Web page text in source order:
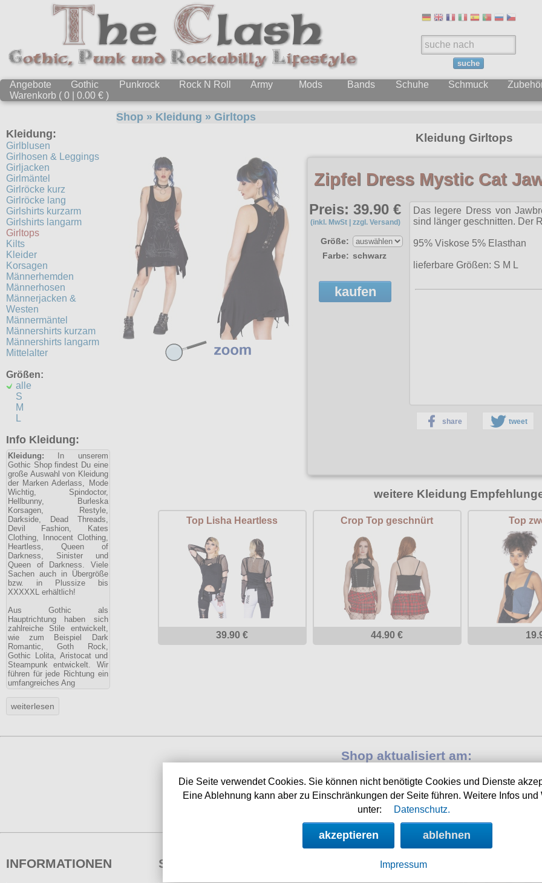
suche
Angebote Gothic Punkrock Rock N Roll Army Mods Bands Schuhe Schmuck
Warenkorb ( 0 | 0.00 € )
Kleidung:
Girlblusen
Girlhosen & Leggings
Girljacken
Girlmäntel
Girlröcke kurz
Girlröcke lang
Girlshirts kurzarm
Girlshirts langarm
Girltops
Kilts
Kleider
Korsagen
Männerhemden
Männerhosen
Männerjacken &
Westen
Männermäntel
Männershirts kurzam
Männershirts langarm
Mittelalter
Größen:
alle
S
M
L
Info Kleidung:
Kleidung: In unserem
Gothic Shop findest Du eine
große Auswahl von Kleidung
der Marken Aderlass, Mode
Wichtig, Spindoctor,
Hellbunny, Burleska
Korsagen, Restyle,
Darkside, Dead Threads,
Devil Fashion, Kates
Clothing, Innocent Clothing,
Heartless, Queen of
Darkness, Sinister und
Queen of Darkness. Viele
Sachen auch in Übergröße
bzw. in Plussize bis
XXXXXL erhältlich!
Aus Gothic als
Hauptrichtung haben sich
zahlreiche Stile entwickelt,
wie zum Beispiel Dark
Romantic, Goth Rock,
Gothic Lolita, Aristocat und
Steampunk entwickelt. Wir
führen für jede Richtung ein
umfangreiches Ang
Shop » Kleidung » Girltops
Kleidung Girltops
Zipfel Dress Mystic Cat
Preis: 39.90 €
(inkl. MwSt | zzgl. Versand)
Größe:
Farbe: schwarz
kaufen
Das legere Dress von
sind länger geschnitten. Der
95% Viskose 5% Elasthan
lieferbare Größen: S M L
share tweet
weitere Kleidung
Top Lisha Heartless
39.90 €
Crop Top geschnürt
44.90 €
Top
Shop aktualisiert am:
Nächste Auslieferung in:
6h 5m 24s
INFORMATIONEN SERVICE NEWSLETTER
Die Seite verwendet Cookies. Sie können nicht benötigte Cookies und Dienste
Eine Ablehnung kann aber zu Einschränkungen der Seite führen. Weitere Infos
unter:
Datenschutz.
akzeptieren ablehnen
Impressum